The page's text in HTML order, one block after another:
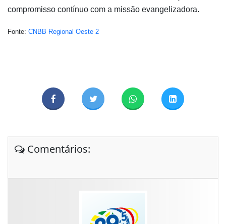
compromisso contínuo com a missão evangelizadora.
Fonte: CNBB Regional Oeste 2
Comentários: